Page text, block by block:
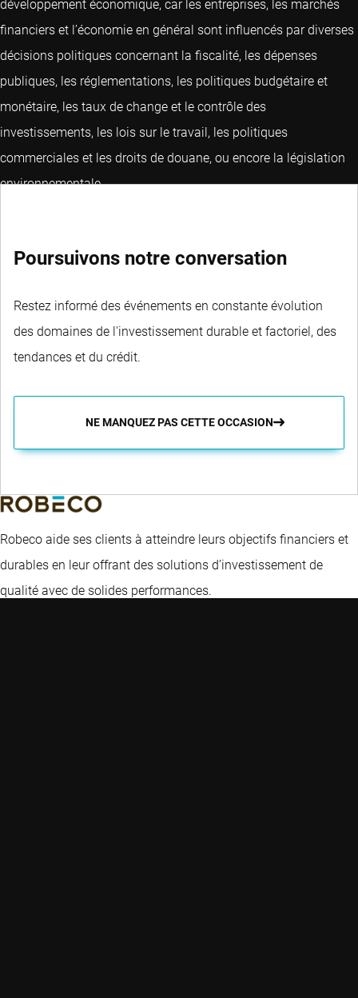
développement économique, car les entreprises, les marchés
financiers et l’économie en général sont influencés par diverses
décisions politiques concernant la fiscalité, les dépenses
publiques, les réglementations, les politiques budgétaire et
monétaire, les taux de change et le contrôle des
investissements, les lois sur le travail, les politiques
commerciales et les droits de douane, ou encore la législation
environnementale.
Poursuivons notre conversation
Restez informé des événements en constante évolution
des domaines de l'investissement durable et factoriel, des
tendances et du crédit.
NE MANQUEZ PAS CETTE OCCASION
Robeco aide ses clients à atteindre leurs objectifs financiers et
durables en leur offrant des solutions d’investissement de
qualité avec de solides performances.